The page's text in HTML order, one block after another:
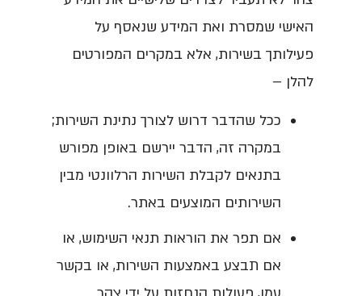
האישי שמסרת ואת המידע שנאסף על
פעילותך בשירות, אלא במקרים המפורטים
להלן –
ככל שהדבר דרוש לצורך נתינת השירות;
במקרה זה, הדבר יירשם באופן מפורש
בתנאים לקבלת השירות הרלוונטי מבין
השירותים המוצעים באתר.
אם תפר את הוראות תנאי השימוש, או
אם תבצע באמצעות השירות, או בקשר